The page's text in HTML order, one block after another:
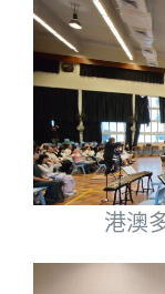
港澳